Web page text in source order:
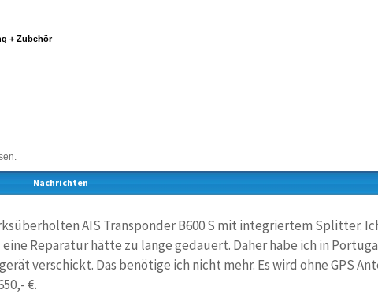
+ Zubehör
Nachrichten
AIS Transponder B600 S mit integriertem Splitter.
Reparatur hätte zu lange gedauert. Daher habe ich in
verschickt. Das benötige ich nicht mehr. Es wird ohne GPS
€.